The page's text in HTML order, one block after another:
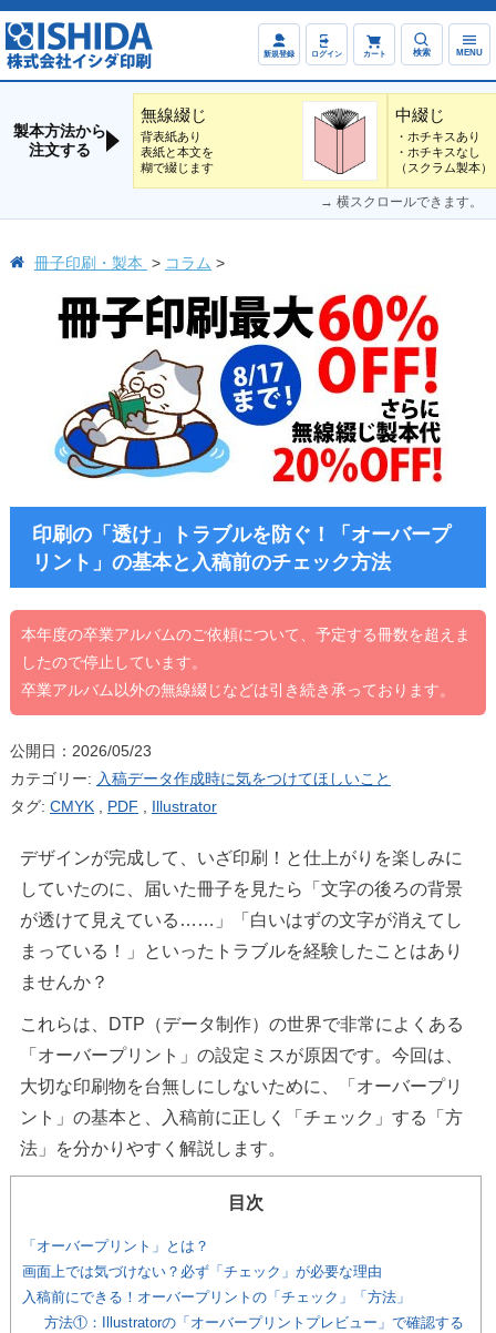
新規登録 ログイン カート 検索 MENU
製本方法から
注文する
無線綴じ
背表紙あり
表紙と本文を
糊で綴じます
中綴じ
・ホチキスあり
・ホチキスなし
（スクラム製本）
→ 横スクロールできます。
冊子印刷・製本 コラム
印刷の「透け」トラブルを防ぐ！「オーバープ
リント」の基本と入稿前のチェック方法
本年度の卒業アルバムのご依頼について、予定する冊数を超えま
したので停止しています。
卒業アルバム以外の無線綴じなどは引き続き承っております。
公開日：2026/05/23
カテゴリー: 入稿データ作成時に気をつけてほしいこと
タグ: CMYK, PDF Illustrator
デザインが完成して、いざ印刷！と仕上がりを楽しみに
していたのに、届いた冊子を見たら「文字の後ろの背景
が透けて見えている……」「白いはずの文字が消えてし
まっている！」といったトラブルを経験したことはあり
ませんか？
これらは、DTP（データ制作）の世界で非常によくある
「オーバープリント」の設定ミスが原因です。今回は、
大切な印刷物を台無しにしないために、「オーバープリ
ント」の基本と、入稿前に正しく「チェック」する「方
法」を分かりやすく解説します。
目次
「オーバープリント」とは？
画面上では気づけない？必ず「チェック」が必要な理由
入稿前にできる！オーバープリントの「チェック」「方法」
方法①：Illustratorの「オーバープリントプレビュー」で確認する